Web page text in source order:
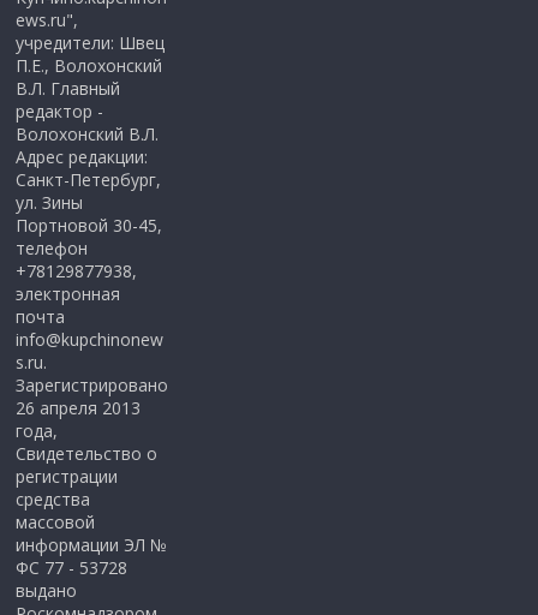
ews.ru",
учредители: Швец
П.Е., Волохонский
В.Л. Главный
редактор -
Волохонский В.Л.
Адрес редакции:
Санкт-Петербург,
ул. Зины
Портновой 30-45,
телефон
+78129877938,
электронная
почта
info@kupchinonew
s.ru.
Зарегистрировано
26 апреля 2013
года,
Свидетельство о
регистрации
средства
массовой
информации ЭЛ №
ФС 77 - 53728
выдано